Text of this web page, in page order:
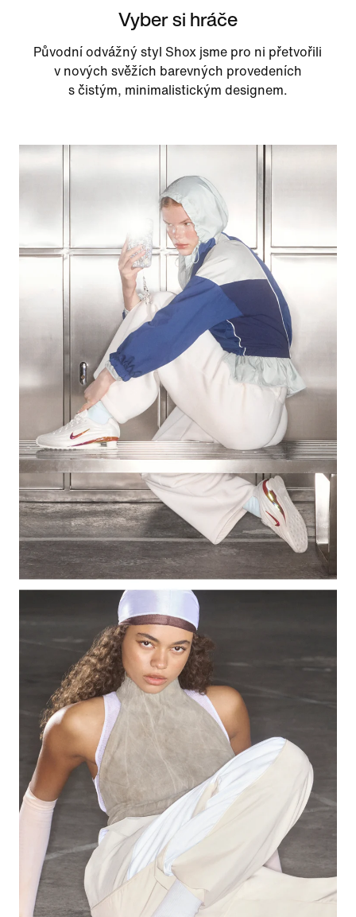
Vyber si hráče
Původní odvážný styl Shox jsme pro ni přetvořili
v nových svěžích barevných provedeních
s čistým, minimalistickým designem.